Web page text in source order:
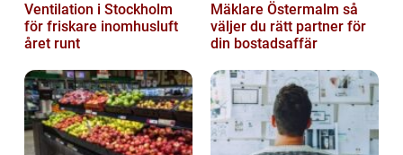
Ventilation i Stockholm
för friskare inomhusluft
året runt
Mäklare Östermalm så
väljer du rätt partner för
din bostadsaffär